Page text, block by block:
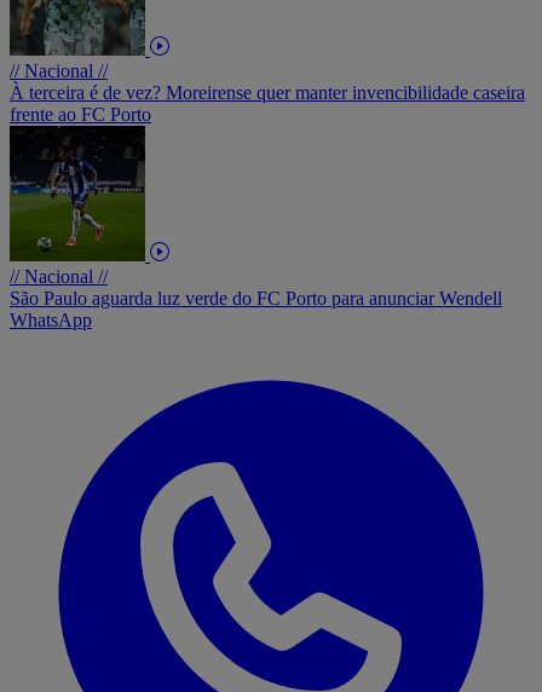
// Nacional //
À terceira é de vez? Moreirense quer manter invencibilidade caseira
frente ao FC Porto
// Nacional //
São Paulo aguarda luz verde do FC Porto para anunciar Wendell
WhatsApp